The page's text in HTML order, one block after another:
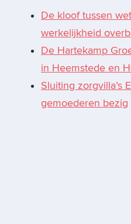
De kloof tussen
werkelijkheid
De Hartekamp
in Heemstede en
Sluiting zorgvilla’s
gemoederen bezig